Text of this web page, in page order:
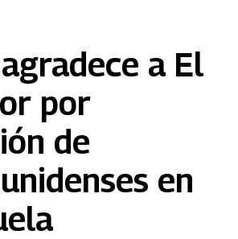
agradece a El
por
de
en